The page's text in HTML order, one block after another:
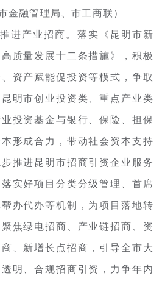
金融管理局、市工商联）
进产业招商。落实《昆明市新
质量发展十二条措施》，积极
资产赋能促投资等模式，争取
明市创业投资类、重点产业类
投资基金与银行、保险、担保
形成合力，带动社会资本支持
推进昆明市招商引资企业服务
实好项目分类分级管理、首席
办代办等机制，为项目落地转
焦绿电招商、产业链招商、资
、新增长点招商，引导全市大
明、合规招商引资，力争年内